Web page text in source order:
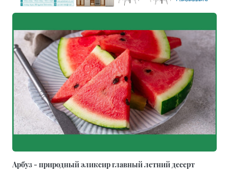
Арбуз - природный эликсир главный летний десерт